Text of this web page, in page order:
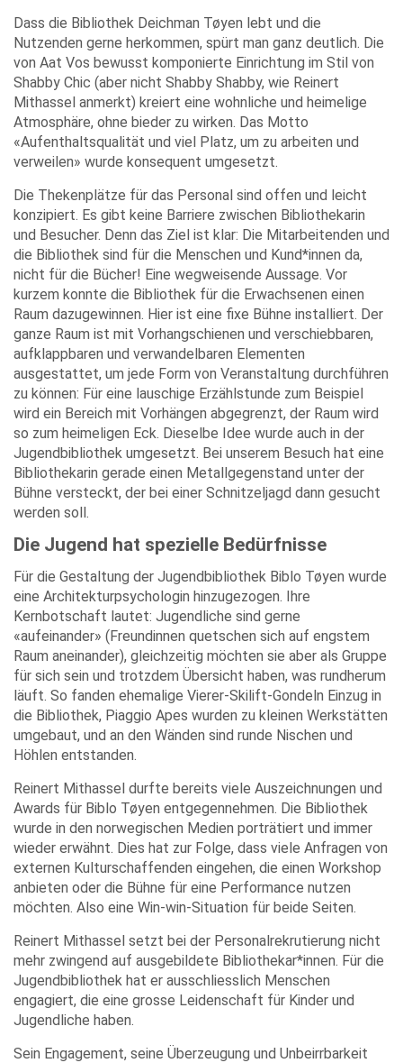
Dass die Bibliothek Deichman Tøyen lebt und die
Nutzenden gerne herkommen, spürt man ganz deutlich. Die
von Aat Vos bewusst komponierte Einrichtung im Stil von
Shabby Chic (aber nicht Shabby Shabby, wie Reinert
Mithassel anmerkt) kreiert eine wohnliche und heimelige
Atmosphäre, ohne bieder zu wirken. Das Motto
«Aufenthaltsqualität und viel Platz, um zu arbeiten und
verweilen» wurde konsequent umgesetzt.
Die Thekenplätze für das Personal sind offen und leicht
konzipiert. Es gibt keine Barriere zwischen Bibliothekarin
und Besucher. Denn das Ziel ist klar: Die Mitarbeitenden und
die Bibliothek sind für die Menschen und Kund*innen da,
nicht für die Bücher! Eine wegweisende Aussage. Vor
kurzem konnte die Bibliothek für die Erwachsenen einen
Raum dazugewinnen. Hier ist eine fixe Bühne installiert. Der
ganze Raum ist mit Vorhangschienen und verschiebbaren,
aufklappbaren und verwandelbaren Elementen
ausgestattet, um jede Form von Veranstaltung durchführen
zu können: Für eine lauschige Erzählstunde zum Beispiel
wird ein Bereich mit Vorhängen abgegrenzt, der Raum wird
so zum heimeligen Eck. Dieselbe Idee wurde auch in der
Jugendbibliothek umgesetzt. Bei unserem Besuch hat eine
Bibliothekarin gerade einen Metallgegenstand unter der
Bühne versteckt, der bei einer Schnitzeljagd dann gesucht
werden soll.
Die Jugend hat spezielle Bedürfnisse
Für die Gestaltung der Jugendbibliothek Biblo Tøyen wurde
eine Architekturpsychologin hinzugezogen. Ihre
Kernbotschaft lautet: Jugendliche sind gerne
«aufeinander» (Freundinnen quetschen sich auf engstem
Raum aneinander), gleichzeitig möchten sie aber als Gruppe
für sich sein und trotzdem Übersicht haben, was rundherum
läuft. So fanden ehemalige Vierer-Skilift-Gondeln Einzug in
die Bibliothek, Piaggio Apes wurden zu kleinen Werkstätten
umgebaut, und an den Wänden sind runde Nischen und
Höhlen entstanden.
Reinert Mithassel durfte bereits viele Auszeichnungen und
Awards für Biblo Tøyen entgegennehmen. Die Bibliothek
wurde in den norwegischen Medien porträtiert und immer
wieder erwähnt. Dies hat zur Folge, dass viele Anfragen von
externen Kulturschaffenden eingehen, die einen Workshop
anbieten oder die Bühne für eine Performance nutzen
möchten. Also eine Win-win-Situation für beide Seiten.
Reinert Mithassel setzt bei der Personalrekrutierung nicht
mehr zwingend auf ausgebildete Bibliothekar*innen. Für die
Jugendbibliothek hat er ausschliesslich Menschen
engagiert, die eine grosse Leidenschaft für Kinder und
Jugendliche haben.
Sein Engagement, seine Überzeugung und Unbeirrbarkeit